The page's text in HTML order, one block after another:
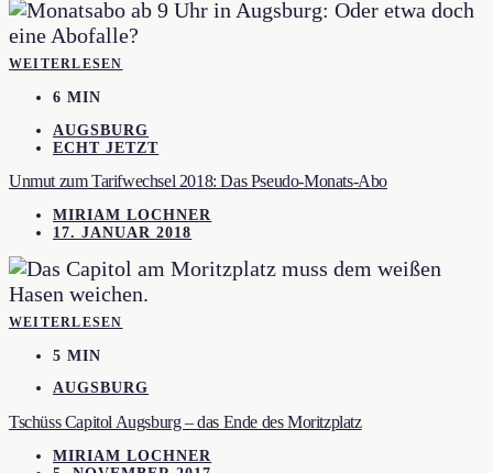
WEITERLESEN
6 MIN
AUGSBURG
ECHT JETZT
Unmut zum Tarifwechsel 2018: Das Pseudo-Monats-Abo
MIRIAM LOCHNER
17. JANUAR 2018
WEITERLESEN
5 MIN
AUGSBURG
Tschüss Capitol Augsburg – das Ende des Moritzplatz
MIRIAM LOCHNER